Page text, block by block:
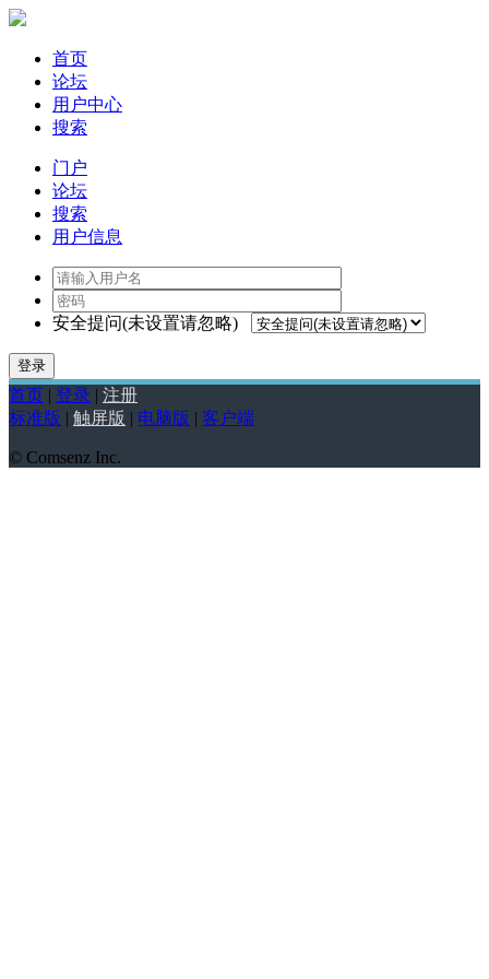
首页
论坛
用户中心
搜索
门户
论坛
搜索
用户信息
安全提问(未设置请忽略)
登录
首页 | 登录 | 注册
标准版 | 触屏版 | 电脑版 | 客户端
© Comsenz Inc.